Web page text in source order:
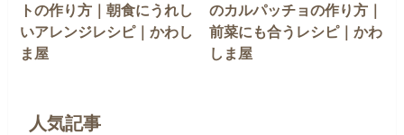
トの作り方｜朝食にうれし
いアレンジレシピ｜かわし
ま屋
のカルパッチョの作り方｜
前菜にも合うレシピ｜かわ
しま屋
人気記事